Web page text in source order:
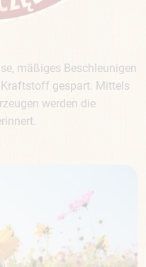
mäßiges Beschleunigen
gespart. Mittels
werden die